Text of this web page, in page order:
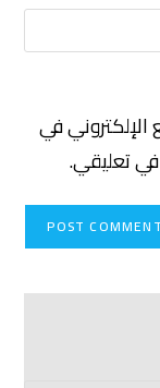
في
في تعليقي.